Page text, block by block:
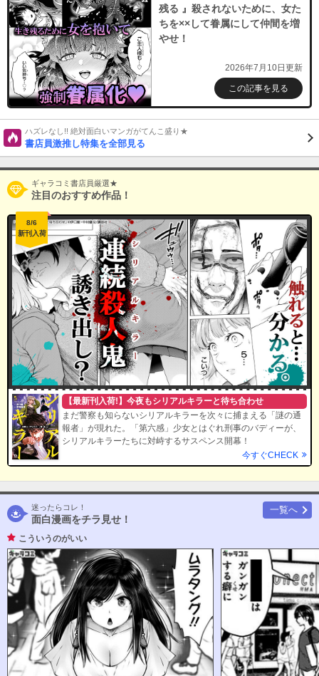
残る 』殺されないために、女た
ちを××して眷属にして仲間を増
やせ！
2026年7月10日更新
この記事を見る
ハズレなし!! 絶対面白いマンガがてんこ盛り★
書店員激推し特集を全部見る
ギャラコミ書店員厳選★
注目のおすすめ作品！
8/6
新刊入荷
【最新刊入荷!】今夜もシリアルキラーと待ち合わせ
まだ警察も知らないシリアルキラーを次々に捕まえる「謎の通
報者」が現れた。「第六感」少女とはぐれ刑事のバディーが、
シリアルキラーたちに対峙するサスペンス開幕！
今すぐCHECK
迷ったらコレ！
面白漫画をチラ見せ！
一覧へ
こういうのがいい